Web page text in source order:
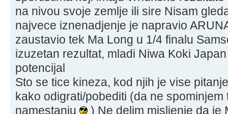
na nivou svoje zemlje ili sire Nisam
najvece iznenadjenje je napravio
zaustavio tek Ma Long u 1/4 finalu
izuzetan rezultat, mladi Niwa Koki
potencijal
Sto se tice kineza, kod njih je vise
kako odigrati/pobediti (da ne
namestanju
) Ne delim misljenje da je